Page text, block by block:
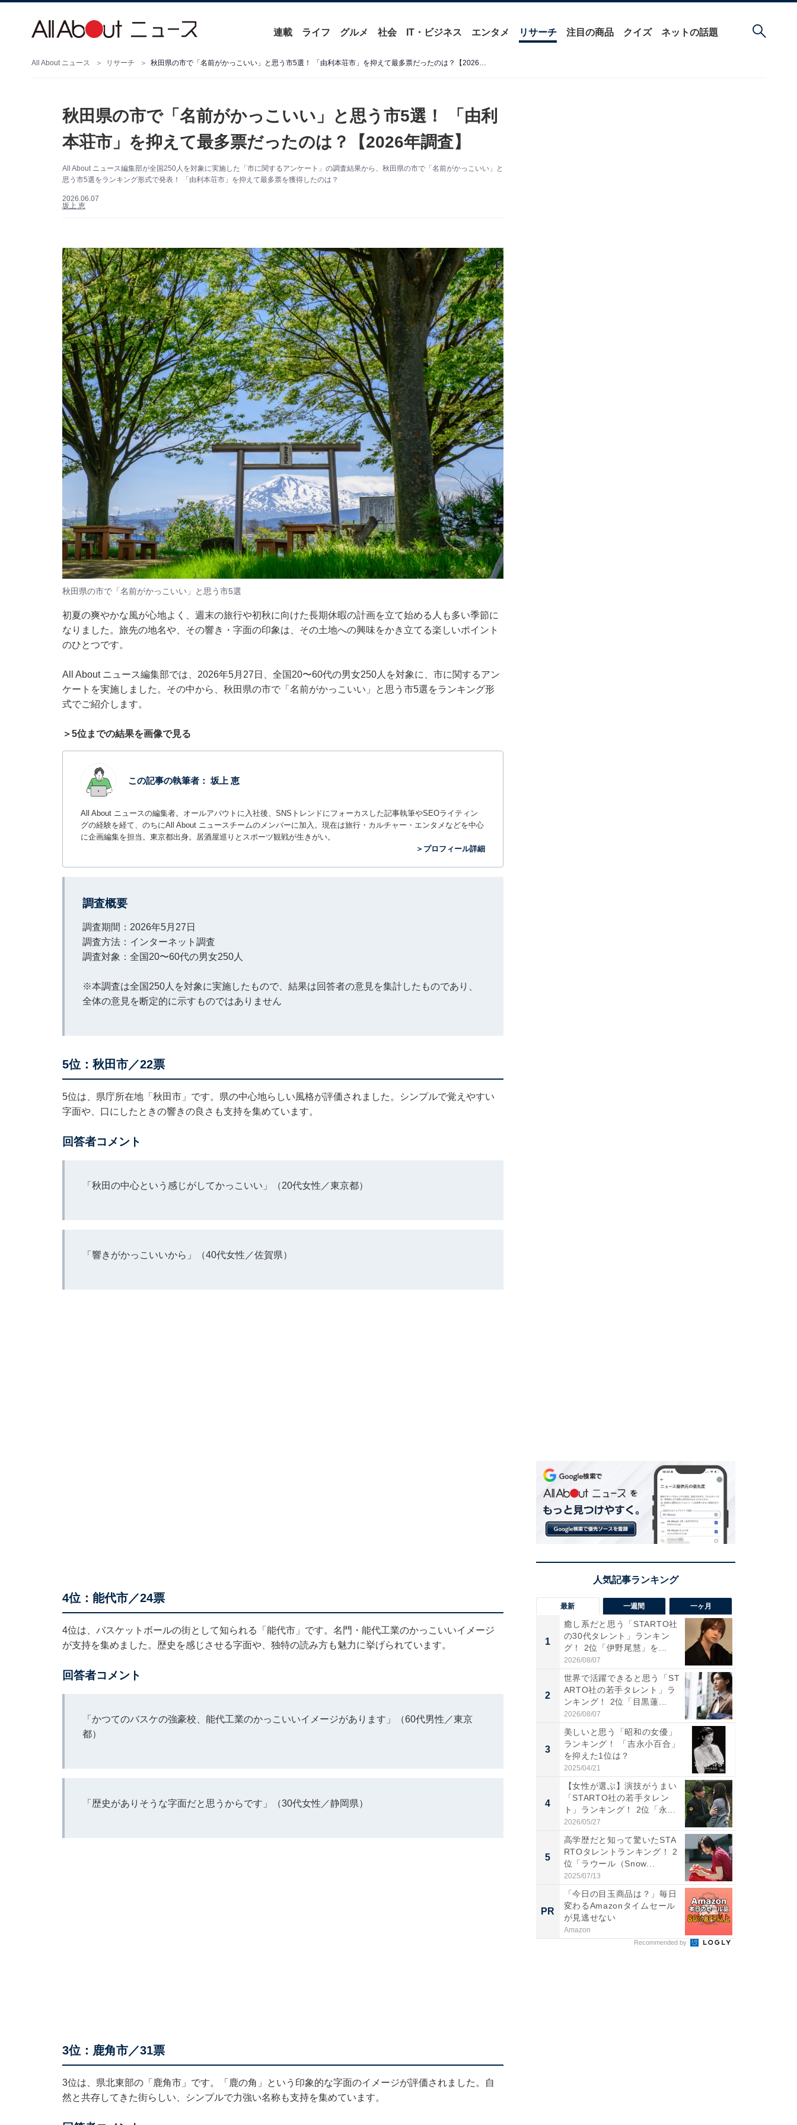
連載 ライフ グルメ 社会 IT・ビジネス エンタメ リサーチ 注目の商品 クイズ ネットの話題
All About ニュース リサーチ 秋田県の市で「名前がかっこいい」と思う市5選！ 「由利本荘市」を抑えて最多票だったのは？【2026年調査】
秋田県の市で「名前がかっこいい」と思う市5選！ 「由利
本荘市」を抑えて最多票だったのは？【2026年調査】
All About ニュース編集部が全国250人を対象に実施した「市に関するアンケート」の調査結果から、秋田県の市で「名前がかっこいい」と
思う市5選をランキング形式で発表！ 「由利本荘市」を抑えて最多票を獲得したのは？
2026.06.07
坂上 恵
秋田県の市で「名前がかっこいい」と思う市5選
初夏の爽やかな風が心地よく、週末の旅行や初秋に向けた長期休暇の計画を立て始める人も多い季節に
なりました。旅先の地名や、その響き・字面の印象は、その土地への興味をかき立てる楽しいポイント
のひとつです。
All About ニュース編集部では、2026年5月27日、全国20〜60代の男女250人を対象に、市に関するアン
ケートを実施しました。その中から、秋田県の市で「名前がかっこいい」と思う市5選をランキング形
式でご紹介します。
＞5位までの結果を画像で見る
この記事の執筆者： 坂上 恵
All About ニュースの編集者。オールアバウトに入社後、SNSトレンドにフォーカスした記事執筆やSEOライティン
グの経験を経て、のちにAll About ニュースチームのメンバーに加入。現在は旅行・カルチャー・エンタメなどを中心
に企画編集を担当。東京都出身。居酒屋巡りとスポーツ観戦が生きがい。
＞プロフィール詳細
調査概要
調査期間：2026年5月27日
調査方法：インターネット調査
調査対象：全国20〜60代の男女250人
※本調査は全国250人を対象に実施したもので、結果は回答者の意見を集計したものであり、
全体の意見を断定的に示すものではありません
5位：秋田市／22票
5位は、県庁所在地「秋田市」です。県の中心地らしい風格が評価されました。シンプルで覚えやすい
字面や、口にしたときの響きの良さも支持を集めています。
回答者コメント
「秋田の中心という感じがしてかっこいい」（20代女性／東京都）
「響きがかっこいいから」（40代女性／佐賀県）
4位：能代市／24票
4位は、バスケットボールの街として知られる「能代市」です。名門・能代工業のかっこいいイメージ
が支持を集めました。歴史を感じさせる字面や、独特の読み方も魅力に挙げられています。
回答者コメント
「かつてのバスケの強豪校、能代工業のかっこいいイメージがあります」（60代男性／東京
都）
「歴史がありそうな字面だと思うからです」（30代女性／静岡県）
3位：鹿角市／31票
3位は、県北東部の「鹿角市」です。「鹿の角」という印象的な字面のイメージが評価されました。自
然と共存してきた街らしい、シンプルで力強い名称も支持を集めています。
最新 一週間 一ヶ月
1
癒し系だと思う「STARTO社
の30代タレント」ランキン
グ！ 2位「伊野尾慧」を...
2026/08/07
2
世界で活躍できると思う「ST
ARTO社の若手タレント」ラ
ンキング！ 2位「目黒蓮...
2026/08/07
3
美しいと思う「昭和の女優」
ランキング！ 「吉永小百合」
を抑えた1位は？
2025/04/21
4
【女性が選ぶ】演技がうまい
「STARTO社の若手タレン
ト」ランキング！ 2位「永...
2026/05/27
5
高学歴だと知って驚いたSTA
RTOタレントランキング！ 2
位「ラウール（Snow...
2025/07/13
PR
「今日の目玉商品は？」毎日
変わるAmazonタイムセール
が見逃せない
Amazon
Recommended by